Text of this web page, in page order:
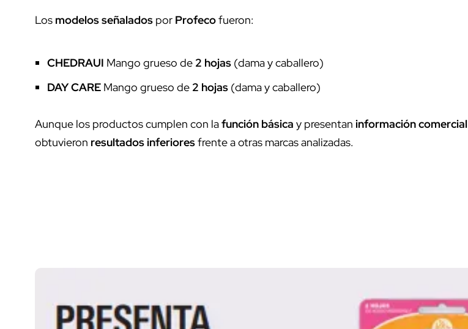
Los modelos señalados por Profecofueron:
CHEDRAUI Mango grueso de 2 hojas (dama y caballero)
DAY CARE Mango grueso de 2 hojas (dama y caballero)
Aunque los productos cumplen con lafunción básica y presentan información comercial
obtuvieron resultados inferioresfrente a otras marcas analizadas.